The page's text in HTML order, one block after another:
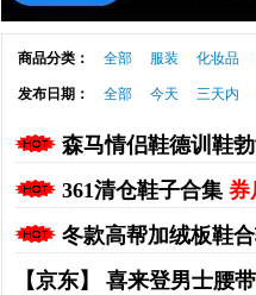
商品分类： 全部 服装 化妆品
发布日期： 全部 今天 三天内
森马情侣鞋德训鞋
361清仓鞋子合集 券
冬款高帮加绒板鞋
【京东】 喜来登男士腰